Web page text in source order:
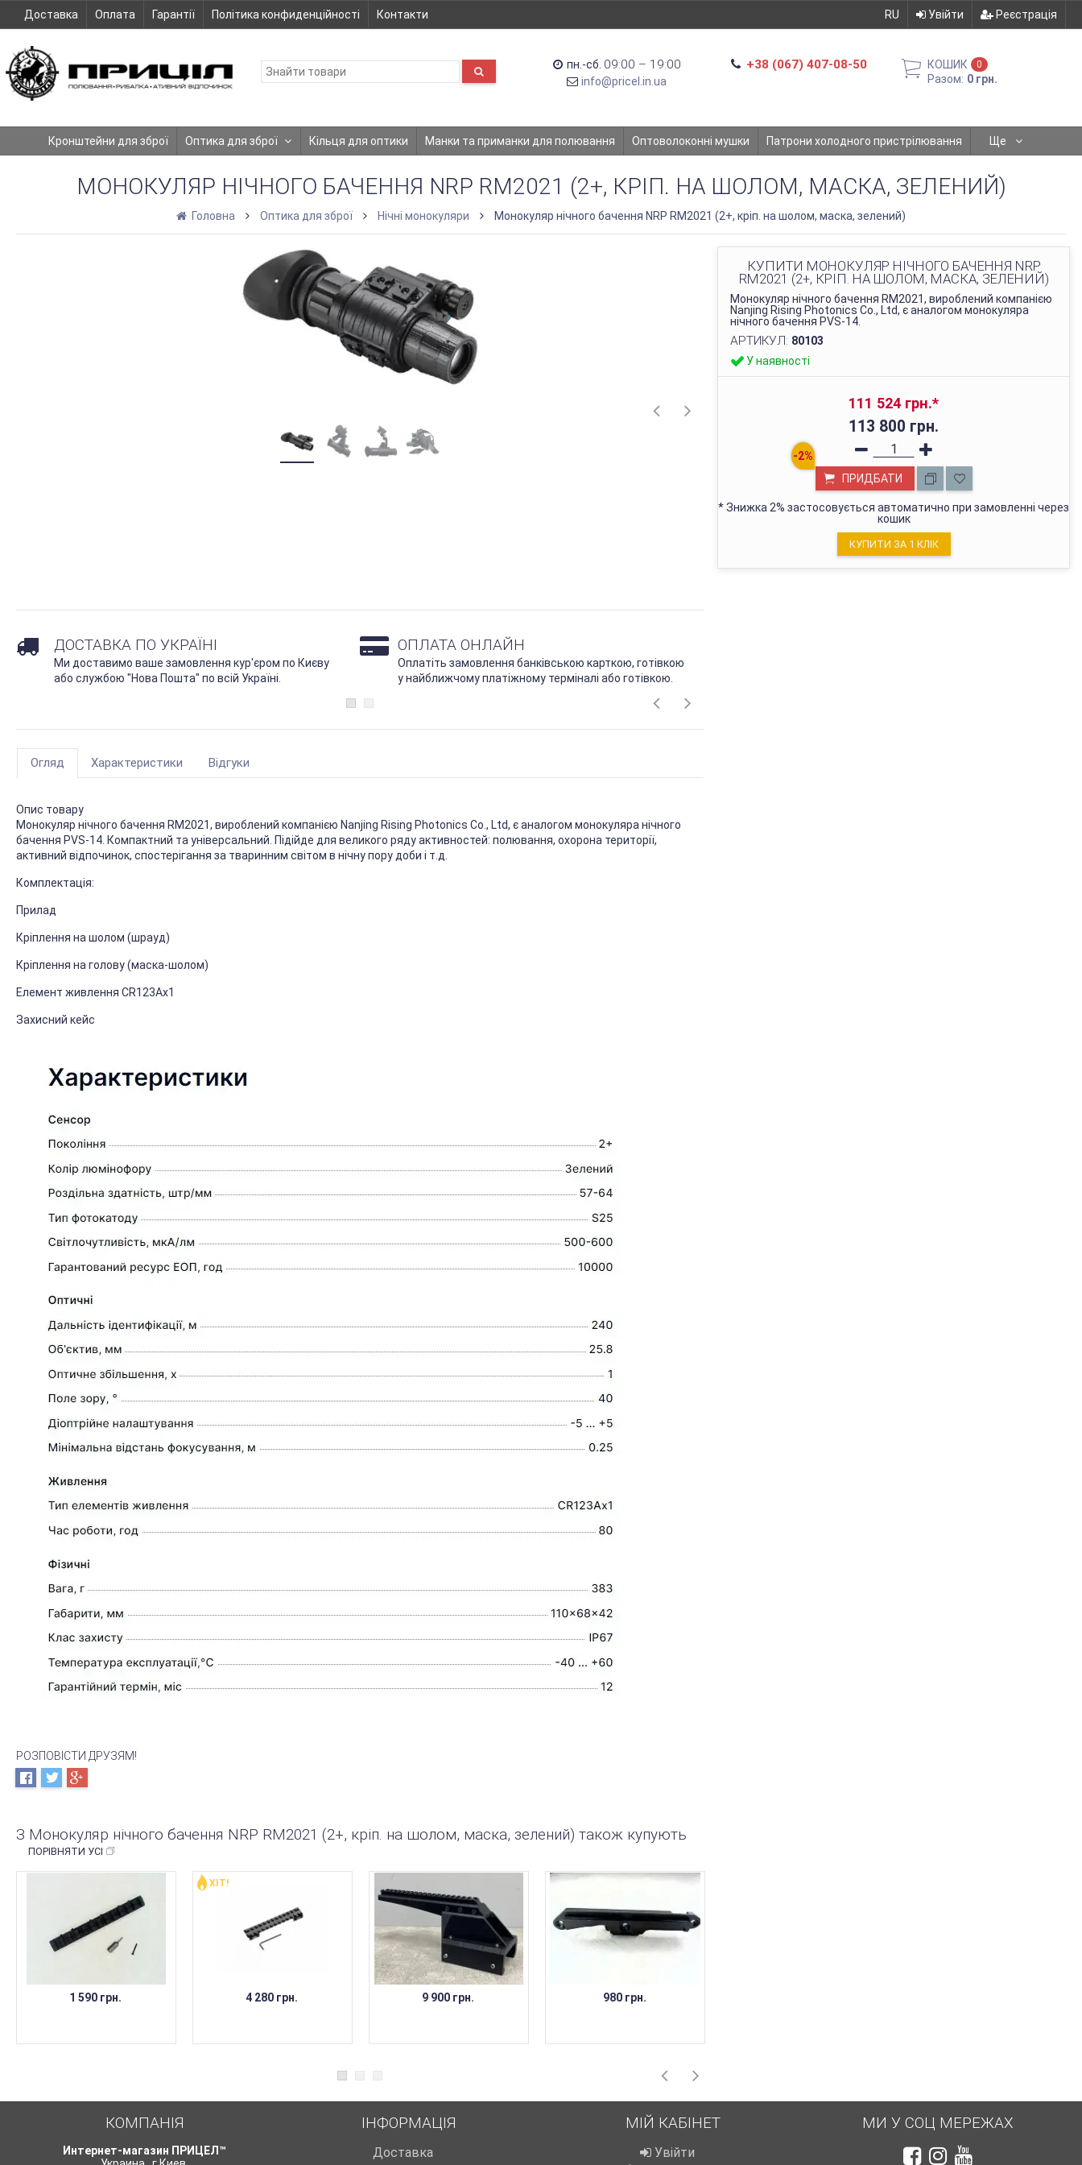
Доставка Оплата Гарантії Політика конфиденційності Контакти RU Увійти Реєстрація
пн.-сб. 09:00 – 19:00
info@pricel.in.ua
+38 (067) 407-08-50 КОШИК 0
Разом: 0 грн.
Кронштейни для зброї Оптика для зброї Кільця для оптики Манки та приманки для полювання Оптоволоконні мушки Патрони холодного пристрілювання Ще
МОНОКУЛЯР НІЧНОГО БАЧЕННЯ NRP RM2021 (2+, КРІП. НА ШОЛОМ, МАСКА, ЗЕЛЕНИЙ)
Головна Оптика для зброї Нічні монокуляри Монокуляр нічного бачення NRP RM2021 (2+, кріп. на шолом, маска, зелений)
КУПИТИ МОНОКУЛЯР НІЧНОГО БАЧЕННЯ NRP
RM2021 (2+, КРІП. НА ШОЛОМ, МАСКА, ЗЕЛЕНИЙ)
Монокуляр нічного бачення RM2021, вироблений компанією
Nanjing Rising Photonics Co., Ltd, є аналогом монокуляра
нічного бачення PVS-14.
АРТИКУЛ: 80103
У наявності
111 524 грн.*
113 800 грн.
ПРИДБАТИ
*Знижка 2% застосовується автоматично при замовленні через
кошик
КУПИТИ ЗА 1 КЛIК
ДОСТАВКА ПО УКРАЇНІ
Ми доставимо ваше замовлення кур'єром по Києву
або службою "Нова Пошта" по всій Україні.
ОПЛАТА ОНЛАЙН
Оплатіть замовлення банківською карткою, готівкою
у найближчому платіжному терміналі або готівкою.
Огляд Характеристики Відгуки
Опис товару
Монокуляр нічного бачення RM2021, вироблений компанією Nanjing Rising Photonics Co., Ltd, є аналогом монокуляра нічного
бачення PVS-14. Компактний та універсальний. Підійде для великого ряду активностей: полювання, охорона території,
активний відпочинок, спостерігання за тваринним світом в нічну пору доби і т.д.
Комплектація:
Прилад
Кріплення на шолом (шрауд)
Кріплення на голову (маска-шолом)
Елемент живлення CR123Ax1
Захисний кейс
РОЗПОВІСТИ ДРУЗЯМ!
З Монокуляр нічного бачення NRP RM2021 (2+, кріп. на шолом, маска, зелений) також купують
ПОРІВНЯТИ УСІ
1 590 грн. 4 280 грн.
ХІТ!
9 900 грн. 980 грн.
КОМПАНІЯ
Интернет-магазин ПРИЦЕЛ™
ІНФОРМАЦІЯ
Доставка
МІЙ КАБІНЕТ
Увійти
МИ У СОЦ МЕРЕЖАХ